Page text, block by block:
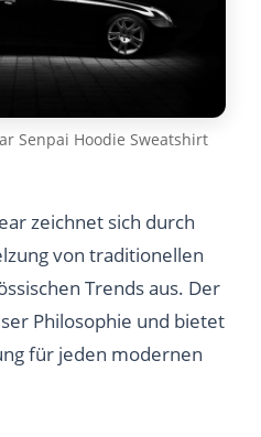
Senpai Hoodie Sweatshirt
zeichnet sich durch
von traditionellen
Trends aus. Der
Philosophie und bietet
für jeden modernen